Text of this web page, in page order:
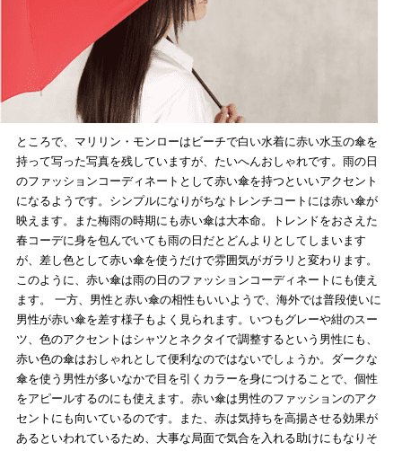
ところで、マリリン・モンローはビーチで白い水着に赤い水玉の傘を
持って写った写真を残していますが、たいへんおしゃれです。雨の日
のファッションコーディネートとして赤い傘を持つといいアクセント
になるようです。シンプルになりがちなトレンチコートには赤い傘が
映えます。また梅雨の時期にも赤い傘は大本命。トレンドをおさえた
春コーデに身を包んでいても雨の日だとどんよりとしてしまいます
が、差し色として赤い傘を使うだけで雰囲気がガラリと変わります。
このように、赤い傘は雨の日のファッションコーディネートにも使え
ます。 一方、男性と赤い傘の相性もいいようで、海外では普段使いに
男性が赤い傘を差す様子もよく見られます。いつもグレーや紺のスー
ツ、色のアクセントはシャツとネクタイで調整するという男性にも、
赤い色の傘はおしゃれとして便利なのではないでしょうか。ダークな
傘を使う男性が多いなかで目を引くカラーを身につけることで、個性
をアピールするのにも使えます。赤い傘は男性のファッションのアク
セントにも向いているのです。また、赤は気持ちを高揚させる効果が
あるといわれているため、大事な局面で気合を入れる助けにもなりそ